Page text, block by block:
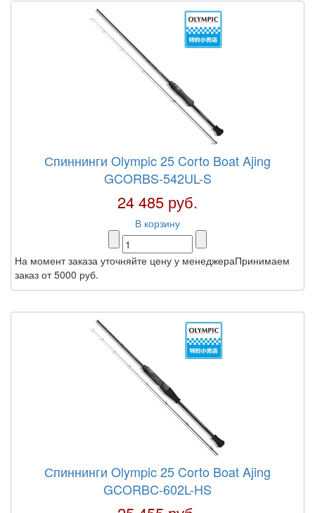
Спиннинги Olympic 25 Corto Boat Ajing
GCORBS-542UL-S
24 485 руб.
В корзину
На момент заказа уточняйте цену у менеджераПринимаем
заказ от 5000 руб.
Спиннинги Olympic 25 Corto Boat Ajing
GCORBC-602L-HS